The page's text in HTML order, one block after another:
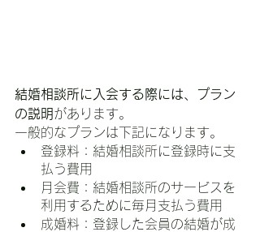
結婚相談所に入会する際には、プラン
の説明があります。
一般的なプランは下記になります。
登録料：結婚相談所に登録時に支
払う費用
月会費：結婚相談所のサービスを
利用するために毎月支払う費用
成婚料：登録した会員の結婚が成